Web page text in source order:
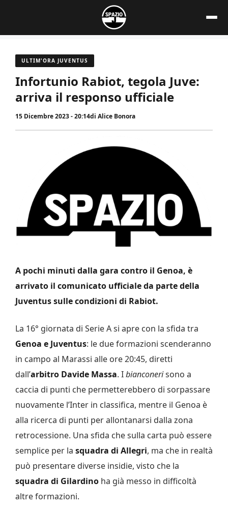
contenuto
ULTIM'ORA JUVENTUS
Infortunio Rabiot, tegola Juve:
arriva il responso ufficiale
15 Dicembre 2023 - 20:14di Alice Bonora
A pochi minuti dalla gara contro il Genoa, è
arrivato il comunicato ufficiale da parte della
Juventus sulle condizioni di Rabiot.
La 16° giornata di Serie A si apre con la sfida tra
Genoa e Juventus: le due formazioni scenderanno
in campo al Marassi alle ore 20:45, diretti
dall’arbitro Davide Massa. Ibianconerisono a
caccia di punti che permetterebbero di sorpassare
nuovamente l’Inter in classifica, mentre il Genoa è
alla ricerca di punti per allontanarsi dalla zona
retrocessione. Una sfida che sulla carta può essere
semplice per la squadra di Allegri, ma che in realtà
può presentare diverse insidie, visto che la
squadra di Gilardino ha già messo in difficoltà
altre formazioni.